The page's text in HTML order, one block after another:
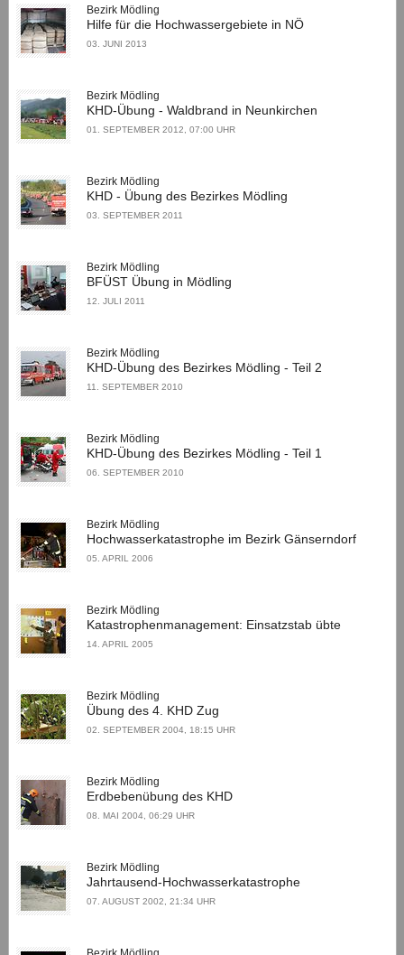
Bezirk Mödling
Hilfe für die Hochwassergebiete in NÖ
03. JUNI 2013
Bezirk Mödling
KHD-Übung - Waldbrand in Neunkirchen
01. SEPTEMBER 2012, 07:00 UHR
Bezirk Mödling
KHD - Übung des Bezirkes Mödling
03. SEPTEMBER 2011
Bezirk Mödling
BFÜST Übung in Mödling
12. JULI 2011
Bezirk Mödling
KHD-Übung des Bezirkes Mödling - Teil 2
11. SEPTEMBER 2010
Bezirk Mödling
KHD-Übung des Bezirkes Mödling - Teil 1
06. SEPTEMBER 2010
Bezirk Mödling
Hochwasserkatastrophe im Bezirk Gänserndorf
05. APRIL 2006
Bezirk Mödling
Katastrophenmanagement: Einsatzstab übte
14. APRIL 2005
Bezirk Mödling
Übung des 4. KHD Zug
02. SEPTEMBER 2004, 18:15 UHR
Bezirk Mödling
Erdbebenübung des KHD
08. MAI 2004, 06:29 UHR
Bezirk Mödling
Jahrtausend-Hochwasserkatastrophe
07. AUGUST 2002, 21:34 UHR